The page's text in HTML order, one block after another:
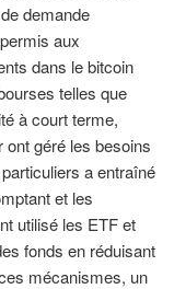
demande
aux
dans le bitcoin
telles que
à court terme,
ont géré les besoins
a entraîné
et les
utilisé les ETF et
fonds en réduisant
mécanismes, un